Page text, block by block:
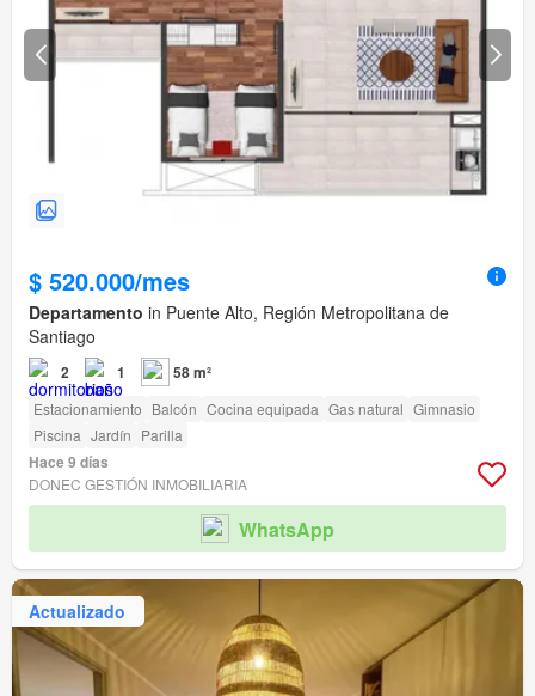
$ 520.000/mes
Departamento in Puente Alto, Región Metropolitana de
Santiago
2 1 58 m²
Estacionamiento Balcón Cocina equipada Gas natural Gimnasio
Piscina Jardín Parilla
Hace 9 días
DONEC GESTIÓN INMOBILIARIA
WhatsApp
Actualizado